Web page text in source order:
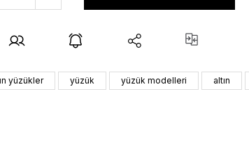
yüzükler yüzük yüzük modelleri altın